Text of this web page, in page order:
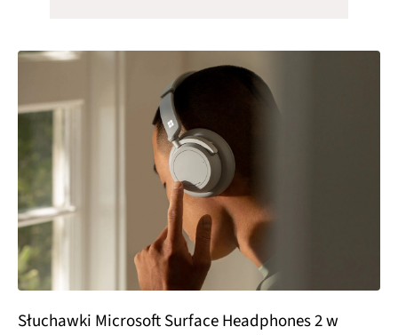
Słuchawki Microsoft Surface Headphones 2 w